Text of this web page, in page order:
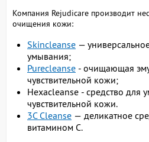
Компания Rejudicare производит
очищения кожи:
Skincleanse —
умывания;
Purecleanse - очищающая
чувствительной кожи;
Hexacleanse - средство для
чувствительной кожи.
3C Cleanse — деликатное
витамином С.